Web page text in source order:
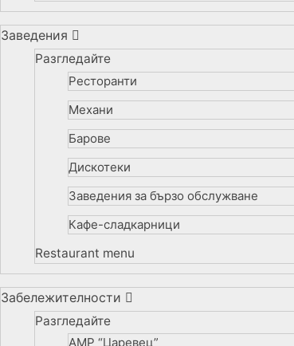
Заведения
Разгледайте
Ресторанти
Механи
Барове
Дискотеки
Заведения за бързо обслужване
Кафе-сладкарници
Restaurant menu
Забележителности
Разгледайте
АМР “Царевец”